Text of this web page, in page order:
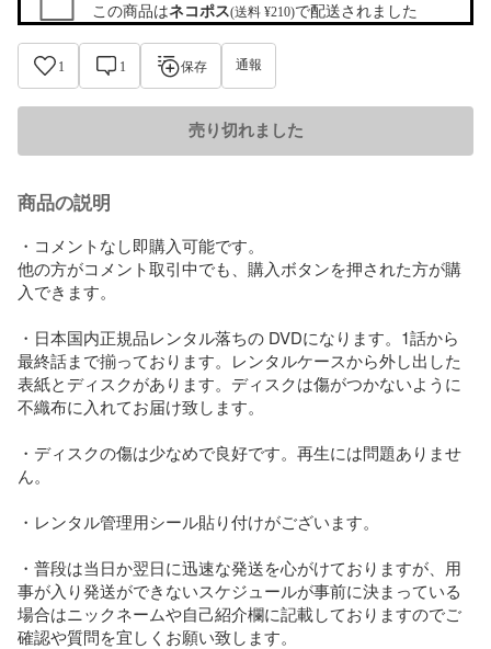
この商品はネコポス(送料 ¥210)で配送されました
1 1 保存 通報
売り切れました
商品の説明
・コメントなし即購入可能です。
他の方がコメント取引中でも、購入ボタンを押された方が購
入できます。
・日本国内正規品レンタル落ちの DVDになります。1話から
最終話まで揃っております。レンタルケースから外し出した
表紙とディスクがあります。ディスクは傷がつかないように
不織布に入れてお届け致します。
・ディスクの傷は少なめで良好です。再生には問題ありませ
ん。
・レンタル管理用シール貼り付けがございます。
・普段は当日か翌日に迅速な発送を心がけておりますが、用
事が入り発送ができないスケジュールが事前に決まっている
場合はニックネームや自己紹介欄に記載しておりますのでご
確認や質問を宜しくお願い致します。